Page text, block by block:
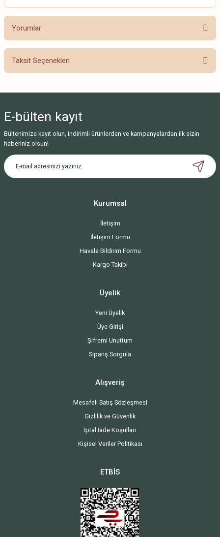
Yorumlar
Bu ürüne ilk yorumu siz yapın!
Taksit Seçenekleri
E-bülten kayıt
Bültenimize kayıt olun, indirimli ürünlerden ve kampanyalardan ilk sizin
haberiniz olsun!
Kurumsal
İletişim
İletişim Formu
Havale Bildirim Formu
Kargo Takibi
Üyelik
Yeni Üyelik
Üye Girişi
Şifremi Unuttum
Sipariş Sorgula
Alışveriş
Mesafeli Satış Sözleşmesi
Gizlilik ve Güvenlik
İptal İade Koşullari
Kişisel Veriler Politikası
ETBİS